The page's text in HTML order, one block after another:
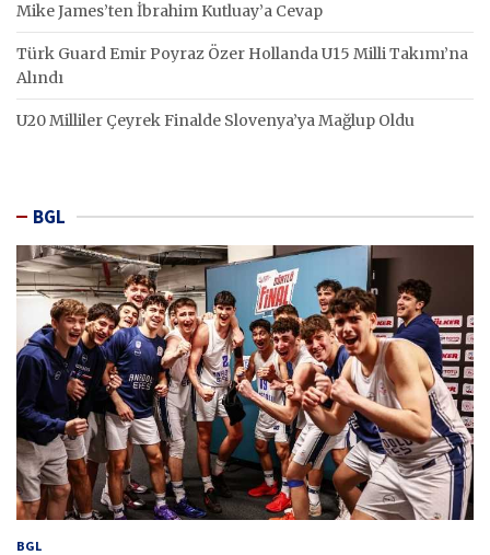
Mike James’ten İbrahim Kutluay’a Cevap
Türk Guard Emir Poyraz Özer Hollanda U15 Milli Takımı’na
Alındı
U20 Milliler Çeyrek Finalde Slovenya’ya Mağlup Oldu
BGL
BGL